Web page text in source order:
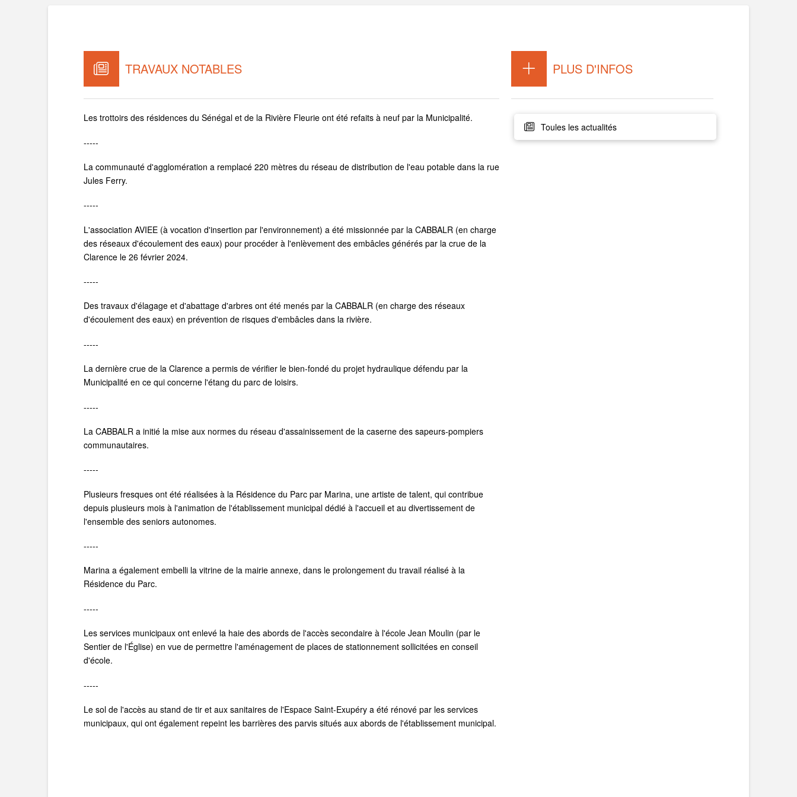
TRAVAUX NOTABLES
Les trottoirs des résidences du Sénégal et de la Rivière Fleurie ont été refaits à neuf par la Municipalité.
-----
La communauté d'agglomération a remplacé 220 mètres du réseau de distribution de l'eau potable dans la rue
Jules Ferry.
-----
L'association AVIEE (à vocation d'insertion par l'environnement) a été missionnée par la CABBALR (en charge
des réseaux d'écoulement des eaux) pour procéder à l'enlèvement des embâcles générés par la crue de la
Clarence le 26 février 2024.
-----
Des travaux d'élagage et d'abattage d'arbres ont été menés par la CABBALR (en charge des réseaux
d'écoulement des eaux) en prévention de risques d'embâcles dans la rivière.
-----
La dernière crue de la Clarence a permis de vérifier le bien-fondé du projet hydraulique défendu par la
Municipalité en ce qui concerne l'étang du parc de loisirs.
-----
La CABBALR a initié la mise aux normes du réseau d'assainissement de la caserne des sapeurs-pompiers
communautaires.
-----
Plusieurs fresques ont été réalisées à la Résidence du Parc par Marina, une artiste de talent, qui contribue
depuis plusieurs mois à l'animation de l'établissement municipal dédié à l'accueil et au divertissement de
l'ensemble des seniors autonomes.
-----
Marina a également embelli la vitrine de la mairie annexe, dans le prolongement du travail réalisé à la
Résidence du Parc.
-----
Les services municipaux ont enlevé la haie des abords de l'accès secondaire à l'école Jean Moulin (par le
Sentier de l'Église) en vue de permettre l'aménagement de places de stationnement sollicitées en conseil
d'école.
-----
Le sol de l'accès au stand de tir et aux sanitaires de l'Espace Saint-Exupéry a été rénové par les services
municipaux, qui ont également repeint les barrières des parvis situés aux abords de l'établissement municipal.
PLUS D'INFOS
Toules les actualités